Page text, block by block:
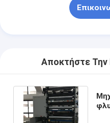
Αποκτήστε Την